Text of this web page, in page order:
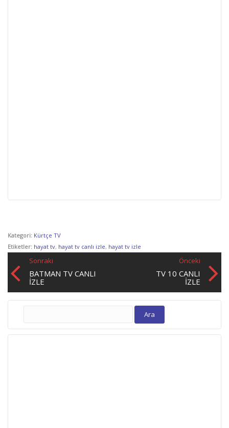
Kategori: Kürtçe TV
Etiketler: hayat tv, hayat tv canlı izle, hayat tv izle
Sonraki
BATMAN TV CANLI
İZLE
Önceki
TV 10 CANLI
IZLE
Arama: